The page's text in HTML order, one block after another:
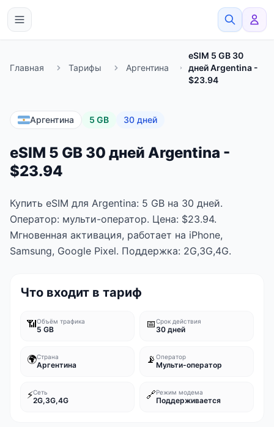
Главная Тарифы Аргентина
eSIM 5 GB 30
дней Argentina -
$23.94
Аргентина 5 GB 30 дней
eSIM 5 GB 30 дней Argentina -
$23.94
Купить eSIM для Argentina: 5 GB на 30 дней.
Оператор: мульти-оператор. Цена: $23.94.
Мгновенная активация, работает на iPhone,
Samsung, Google Pixel. Поддержка: 2G,3G,4G.
Что входит в тариф
📶Объём трафика
5 GB 📅Срок действия
30 дней
🌍Страна
Аргентина 📡 Оператор
Мульти-оператор
⚡Сеть
2G,3G,4G 🔗Режим модема
Поддерживается